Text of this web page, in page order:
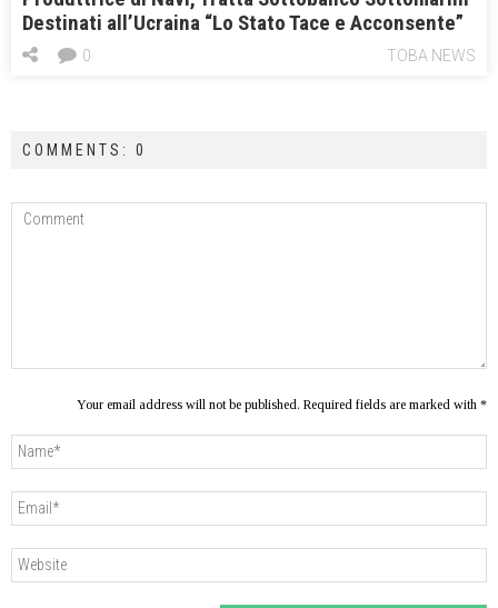
Destinati all’Ucraina “Lo Stato Tace e Acconsente”
TOBA NEWS
0
COMMENTS: 0
Your email address will not be published. Required fields are marked with *